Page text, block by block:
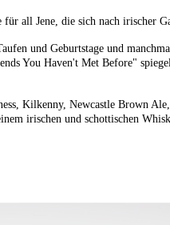
all Jene, die sich nach irischer
und Geburtstage und
You Haven't Met Before"
Kilkenny, Newcastle Brown
irischen und schottischen